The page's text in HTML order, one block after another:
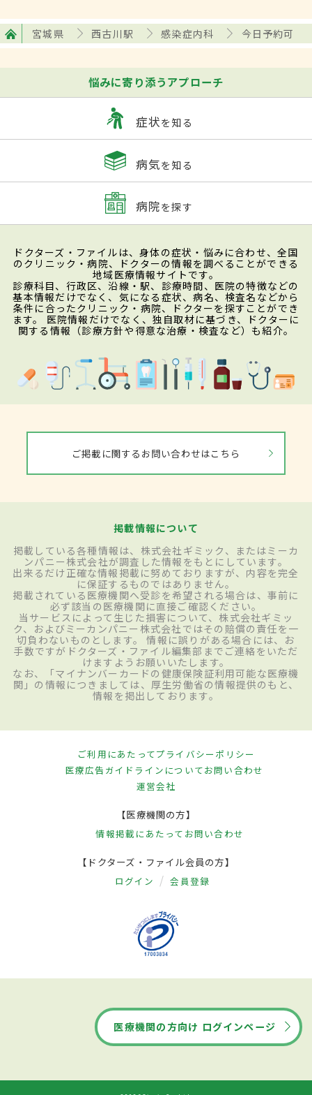
宮城県 西古川駅 感染症内科 今日予約可
悩みに寄り添うアプローチ
症状を知る
病気を知る
病院を探す
ドクターズ・ファイルは、身体の症状・悩みに合わせ、全国
のクリニック・病院、ドクターの情報を調べることができる
地域医療情報サイトです。
診療科目、行政区、沿線・駅、診療時間、医院の特徴などの
基本情報だけでなく、気になる症状、病名、検査名などから
条件に合ったクリニック・病院、ドクターを探すことができ
ます。 医院情報だけでなく、独自取材に基づき、ドクターに
関する情報（診療方針や得意な治療・検査など）も紹介。
ご掲載に関するお問い合わせはこちら
掲載情報について
掲載している各種情報は、株式会社ギミック、またはミーカ
ンパニー株式会社が調査した情報をもとにしています。
出来るだけ正確な情報掲載に努めておりますが、内容を完全
に保証するものではありません。
掲載されている医療機関へ受診を希望される場合は、事前に
必ず該当の医療機関に直接ご確認ください。
当サービスによって生じた損害について、株式会社ギミッ
ク、およびミーカンパニー株式会社ではその賠償の責任を一
切負わないものとします。 情報に誤りがある場合には、お
手数ですがドクターズ・ファイル編集部までご連絡をいただ
けますようお願いいたします。
なお、「マイナンバーカードの健康保険証利用可能な医療機
関」の情報につきましては、厚生労働省の情報提供のもと、
情報を掲出しております。
ご利用にあたってプライバシーポリシー
医療広告ガイドラインについてお問い合わせ
運営会社
【医療機関の方】
情報掲載にあたって お問い合わせ
【ドクターズ・ファイル会員の方】
ログイン 会員登録
医療機関の方向け ログインページ